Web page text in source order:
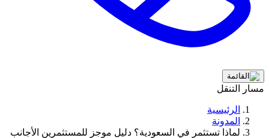
مسار التنقل
الرئيسية
المدونة
لماذا تستثمر في السعودية؟ دليل موجز للمستثمرين الأجانب